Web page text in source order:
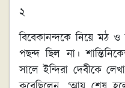
২
বিবেকানন্দকে নিয়ে মঠ ও
পছন্দ ছিল না।
সালে ইন্দিরা দেবীকে